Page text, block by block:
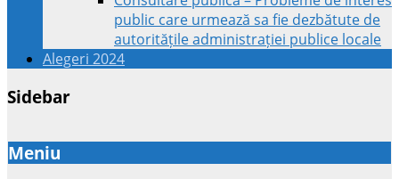
public care urmează sa fie dezbătute de
autoritățile administrației publice locale
Alegeri 2024
Sidebar
Meniu